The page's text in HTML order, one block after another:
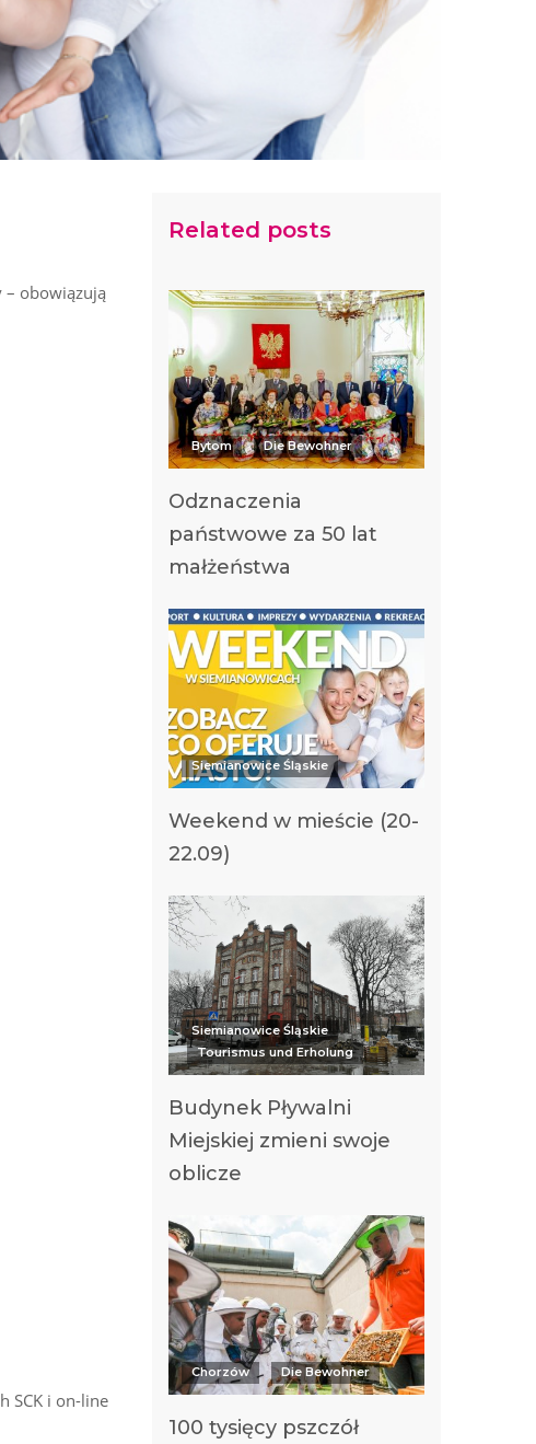
– obowiązują
SCK i on-line
Related posts
Bytom Die Bewohner
Odznaczenia
państwowe za 50 lat
małżeństwa
Siemianowice Śląskie
Weekend w mieście (20-
22.09)
Siemianowice Śląskie
Tourismus und Erholung
Budynek Pływalni
Miejskiej zmieni swoje
oblicze
Chorzów Die Bewohner
100 tysięcy pszczół